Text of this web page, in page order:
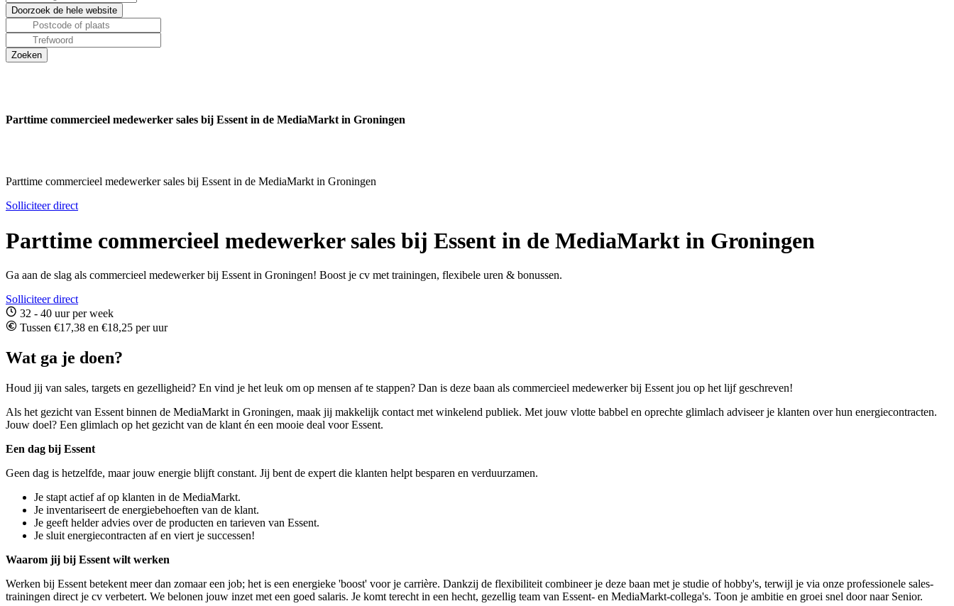
Parttime commercieel medewerker sales bij Essent in de MediaMarkt in Groningen
Parttime commercieel medewerker sales bij Essent in de MediaMarkt in Groningen
Solliciteer direct
Parttime commercieel medewerker sales bij Essent in de MediaMarkt in Groningen
Ga aan de slag als commercieel medewerker bij Essent in Groningen! Boost je cv met trainingen, flexibele uren & bonussen.
Solliciteer direct
32 - 40 uur per week
Tussen €17,38 en €18,25 per uur
Wat ga je doen?
Houd jij van sales, targets en gezelligheid? En vind je het leuk om op mensen af te stappen? Dan is deze baan als commercieel medewerker bij Essent jou op het lijf geschreven!
Als het gezicht van Essent binnen de MediaMarkt in Groningen, maak jij makkelijk contact met winkelend publiek. Met jouw vlotte babbel en oprechte glimlach adviseer je klanten over hun energiecontracten.
Jouw doel? Een glimlach op het gezicht van de klant én een mooie deal voor Essent.
Een dag bij Essent
Geen dag is hetzelfde, maar jouw energie blijft constant. Jij bent de expert die klanten helpt besparen en verduurzamen.
Je stapt actief af op klanten in de MediaMarkt.
Je inventariseert de energiebehoeften van de klant.
Je geeft helder advies over de producten en tarieven van Essent.
Je sluit energiecontracten af en viert je successen!
Waarom jij bij Essent wilt werken
Werken bij Essent betekent meer dan zomaar een job; het is een energieke 'boost' voor je carrière. Dankzij de flexibiliteit combineer je deze baan met je studie of hobby's, terwijl je via onze professionele sales-
trainingen direct je cv verbetert. We belonen jouw inzet met een goed salaris. Je komt terecht in een hecht, gezellig team van Essent- en MediaMarkt-collega's. Toon je ambitie en groei snel door naar Senior.